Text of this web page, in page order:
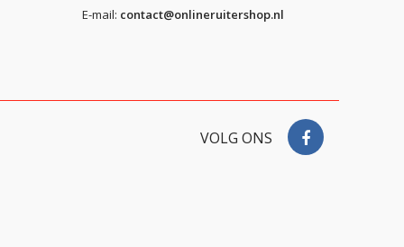
E-mail: contact@onlineruitershop.nl
VOLG ONS